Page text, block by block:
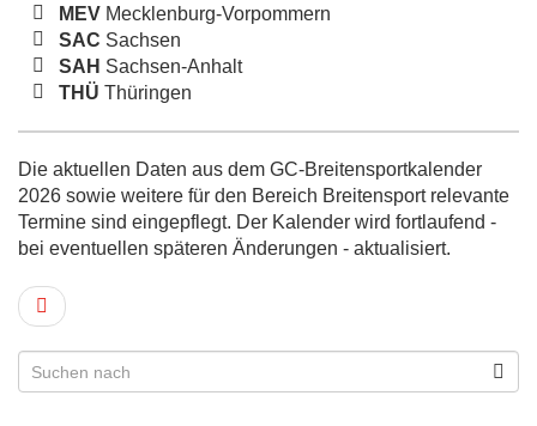
MEV Mecklenburg-Vorpommern
SAC Sachsen
SAH Sachsen-Anhalt
THÜ Thüringen
Die aktuellen Daten aus dem GC-Breitensportkalender
2026 sowie weitere für den Bereich Breitensport relevante
Termine sind eingepflegt. Der Kalender wird fortlaufend -
bei eventuellen späteren Änderungen - aktualisiert.